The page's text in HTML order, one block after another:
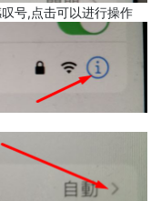
号,点击可以进行操作